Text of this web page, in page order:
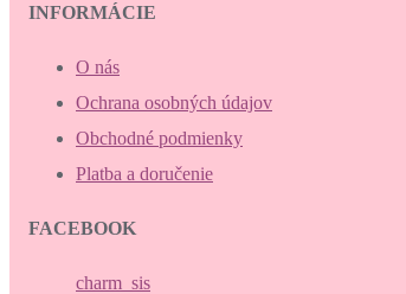
INFORMÁCIE
O nás
Ochrana osobných údajov
Obchodné podmienky
Platba a doručenie
FACEBOOK
charm_sis